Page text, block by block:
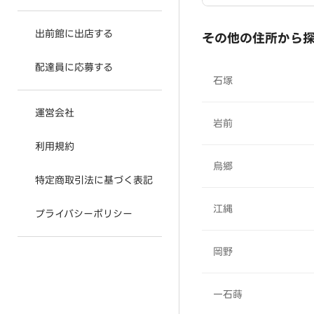
出前館に出店する
配達員に応募する
運営会社
利用規約
特定商取引法に基づく表記
プライバシーポリシー
その他の住所から
石塚
岩前
烏郷
江縄
岡野
一石蒔